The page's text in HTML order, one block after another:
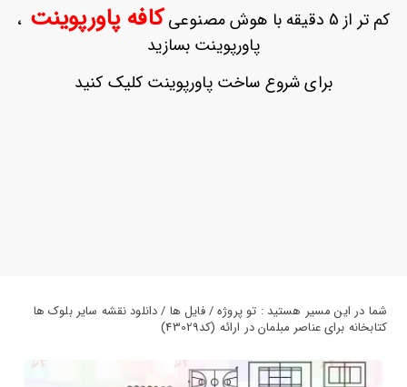
ثبت
بازیابی
کم تر از 5 دقیقه با هوش مصنوعی کافه پاورپوینت ،
پاورپوینت بسازید
برای شروع ساخت پاورپوینت کلیک کنید
شما در این مسیر هستید : تو پروژه / فایل ها / دانلود نقشه سایر بلوک ها
کتابخانه برای عناصر مبلمان در ارائه (کد43029)